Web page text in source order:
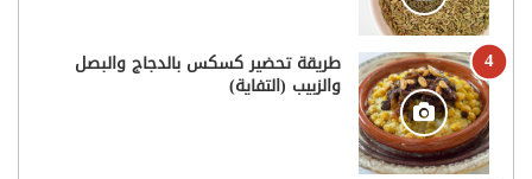
طريقة تحضير كسكس بالدجاج والبصل
والزبيب (التفاية)